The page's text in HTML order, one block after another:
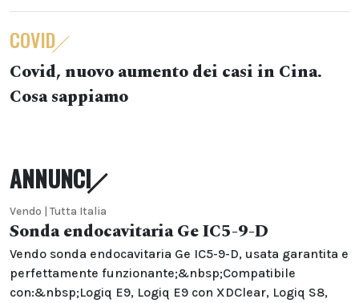
COVID
Covid, nuovo aumento dei casi in Cina.
Cosa sappiamo
ANNUNCI
Vendo | Tutta Italia
Sonda endocavitaria Ge IC5-9-D
Vendo sonda endocavitaria Ge IC5-9-D, usata garantita e
perfettamente funzionante;&nbsp;Compatibile
con:&nbsp;Logiq E9, Logiq E9 con XDClear, Logiq S8,